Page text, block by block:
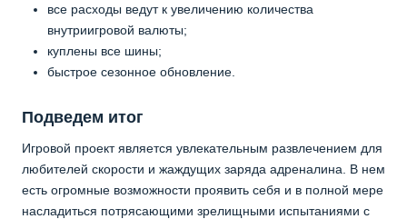
все расходы ведут к увеличению количества
внутриигровой валюты;
куплены все шины;
быстрое сезонное обновление.
Подведем итог
Игровой проект является увлекательным развлечением для
любителей скорости и жаждущих заряда адреналина. В нем
есть огромные возможности проявить себя и в полной мере
насладиться потрясающими зрелищными испытаниями с